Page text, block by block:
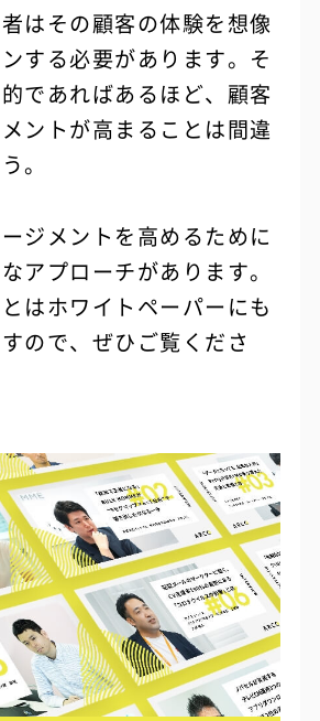
はその顧客の体験を想像
する必要があります。そ
であればあるほど、顧客
ントが高まることは間違
。
ジメントを高めるために
アプローチがあります。
はホワイトペーパーにも
ので、ぜひご覧くださ